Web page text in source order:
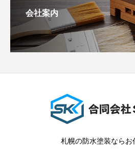
会社案内
札幌の防水塗装ならお